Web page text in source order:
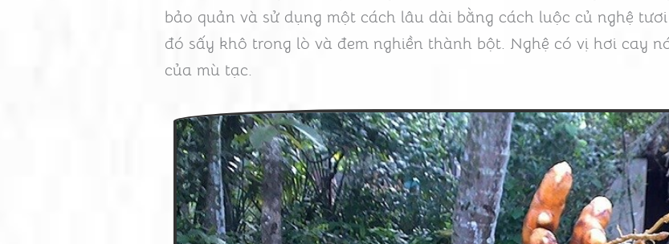
bảo quản và sử dụng một cách lâu dài bằng cách luộc củ nghệ
đó sấy khô trong lò và đem nghiền thành bột. Nghệ có vị hơi cay
của mù tạc.